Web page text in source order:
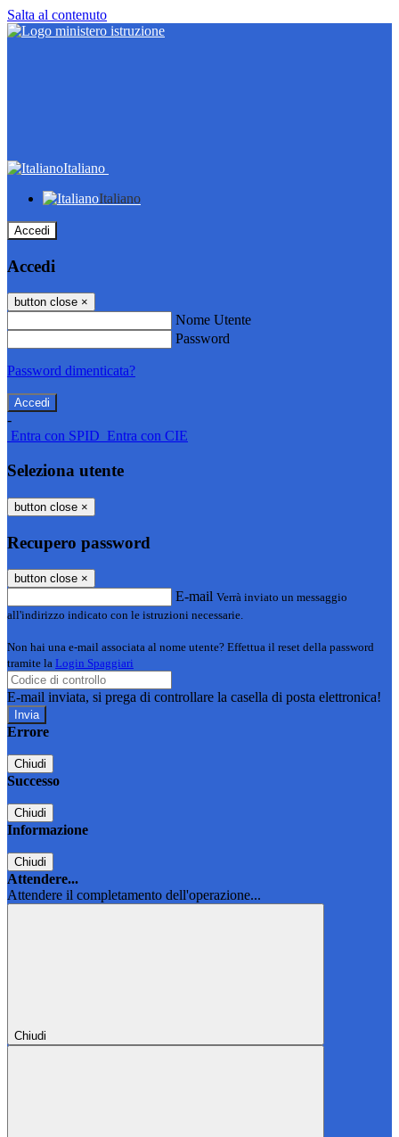
Salta al contenuto
Italiano
Italiano
Accedi
Accedi
button close ×
Nome Utente
Password
Password dimenticata?
-
Entra con SPID Entra con CIE
Seleziona utente
button close ×
Recupero password
button close ×
E-mail Verrà inviato un messaggio
all'indirizzo indicato con le istruzioni necessarie.
Non hai una e-mail associata al nome utente? Effettua il reset della password
tramite la Login Spaggiari
E-mail inviata, si prega di controllare la casella di posta elettronica!
Errore
Chiudi
Successo
Chiudi
Informazione
Chiudi
Attendere...
Attendere il completamento dell'operazione...
Chiudi